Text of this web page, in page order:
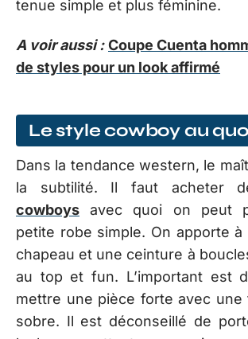
tenue simple et plus féminine.
A voir aussi : Coupe Cuenta
de styles pour un look affirmé
Le style cowboy au
Dans la tendance western, le
la subtilité. Il faut acheter
cowboys
avec quoi on peut
petite robe simple. On apporte
chapeau et une ceinture à
au top et fun. L’important est
mettre une pièce forte avec une
sobre. Il est déconseillé de